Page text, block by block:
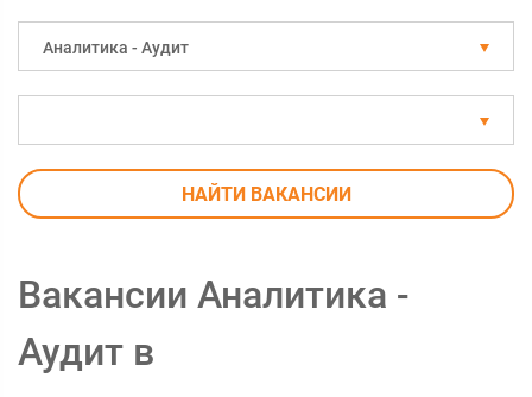
Аналитика - Аудит
НАЙТИ ВАКАНСИИ
Вакансии Аналитика -
Аудит в